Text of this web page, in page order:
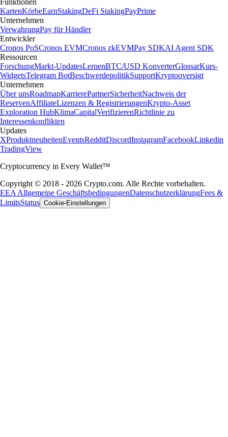
Funktionen
KartenKörbeEarnStakingDeFi StakingPayPrime
Unternehmen
VerwahrungPay für Händler
Entwickler
Cronos PoSCronos EVMCronos zkEVMPay SDKAI Agent SDK
Ressourcen
ForschungMarkt-UpdatesLernenBTC/USD KonverterGlossarKurs-
WidgetsTelegram BotBeschwerdepolitikSupportKryptooversigt
Unternehmen
Über unsRoadmapKarrierePartnerSicherheitNachweis der
ReservenAffiliateLizenzen & RegistrierungenKrypto-Asset
Exploration HubKlimaCapitalVerifizierenRichtlinie zu
Interessenkonflikten
Updates
XProduktneuheitenEventsRedditDiscordInstagramFacebookLinkedin
TradingView
Cryptocurrency in Every Wallet™
Copyright © 2018 - 2026 Crypto.com. Alle Rechte vorbehalten.
EEA Allgemeine GeschäftsbedingungenDatenschutzerklärungFees &
LimitsStatus Cookie-Einstellungen